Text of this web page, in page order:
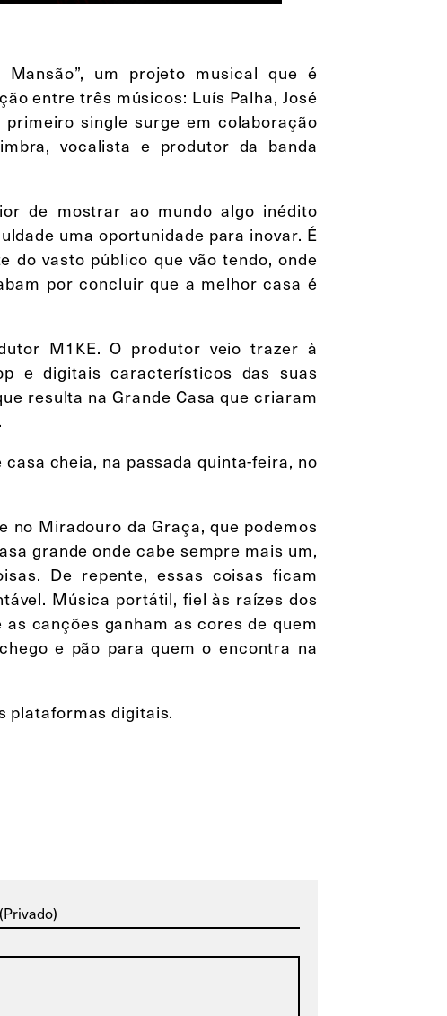
um projeto musical que é
entre três músicos: Luís Palha, José
single surge em colaboração
vocalista e produtor da banda
de mostrar ao mundo algo inédito
uma oportunidade para inovar. É
do vasto público que vão tendo, onde
por concluir que a melhor casa é
M1KE. O produtor veio trazer à
e digitais característicos das suas
resulta na Grande Casa que criaram
casa cheia, na passada quinta-feira, no
no Miradouro da Graça, que podemos
grande onde cabe sempre mais um,
De repente, essas coisas ficam
Música portátil, fiel às raízes dos
canções ganham as cores de quem
e pão para quem o encontra na
plataformas digitais.